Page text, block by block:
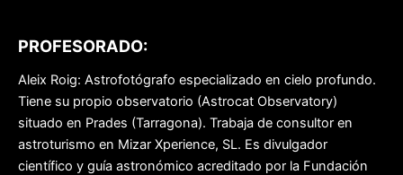
PROFESORADO:
Aleix Roig: Astrofotógrafo especializado en cielo profundo.
Tiene su propio observatorio (Astrocat Observatory)
situado en Prades (Tarragona). Trabaja de consultor en
astroturismo en Mizar Xperience, SL. Es divulgador
científico y guía astronómico acreditado por la Fundación